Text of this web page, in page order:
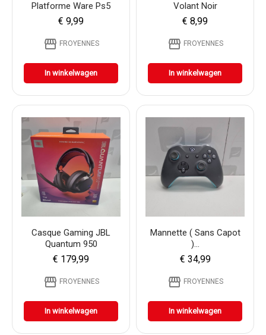
Platforme Ware Ps5
€ 9,99
storefront FROYENNES
In winkelwagen
Volant Noir
€ 8,99
storefront FROYENNES
In winkelwagen
Casque Gaming JBL
Quantum 950
€ 179,99
storefront FROYENNES
In winkelwagen
Mannette ( Sans Capot
)...
€ 34,99
storefront FROYENNES
In winkelwagen